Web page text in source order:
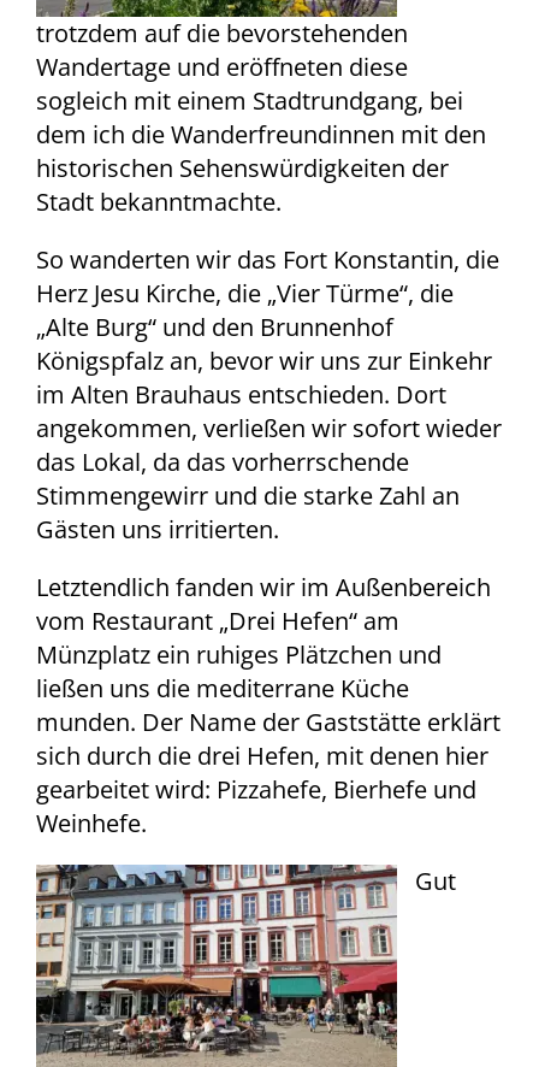
trotzdem auf die bevorstehenden
Wandertage und eröffneten diese
sogleich mit einem Stadtrundgang, bei
dem ich die Wanderfreundinnen mit den
historischen Sehenswürdigkeiten der
Stadt bekanntmachte.
So wanderten wir das Fort Konstantin, die
Herz Jesu Kirche, die „Vier Türme“, die
„Alte Burg“ und den Brunnenhof
Königspfalz an, bevor wir uns zur Einkehr
im Alten Brauhaus entschieden. Dort
angekommen, verließen wir sofort wieder
das Lokal, da das vorherrschende
Stimmengewirr und die starke Zahl an
Gästen uns irritierten.
Letztendlich fanden wir im Außenbereich
vom Restaurant „Drei Hefen“ am
Münzplatz ein ruhiges Plätzchen und
ließen uns die mediterrane Küche
munden. Der Name der Gaststätte erklärt
sich durch die drei Hefen, mit denen hier
gearbeitet wird: Pizzahefe, Bierhefe und
Weinhefe.
Gut